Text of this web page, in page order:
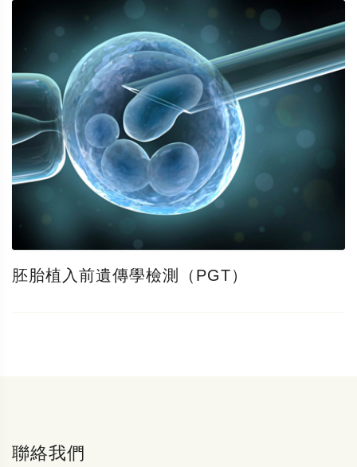
胚胎植入前遺傳學檢測（PGT）
聯絡我們